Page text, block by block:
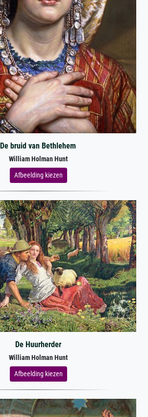
De bruid van Bethlehem
William Holman Hunt
Afbeelding kiezen
De Huurherder
William Holman Hunt
Afbeelding kiezen